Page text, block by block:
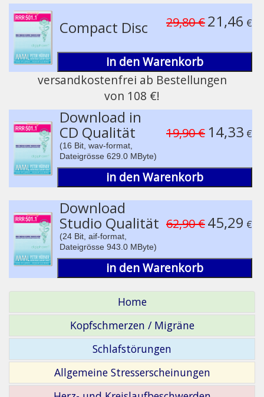
Play /
Compact Disc 29,80 €21,46 €
in den Warenkorb
versandkostenfrei ab Bestellungen
von 108 €!
Download in
CD Qualität
(16 Bit, wav-format,
Dateigrösse 629.0 MByte)
19,90 € 14,33 €
in den Warenkorb
Download
Studio Qualität
(24 Bit, aif-format,
Dateigrösse 943.0 MByte)
62,90 €45,29 €
in den Warenkorb
Home
Kopfschmerzen / Migräne
Schlafstörungen
Allgemeine Stresserscheinungen